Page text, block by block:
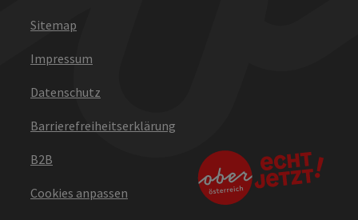
Sitemap
Impressum
Datenschutz
Barrierefreiheitserklärung
B2B
Cookies anpassen